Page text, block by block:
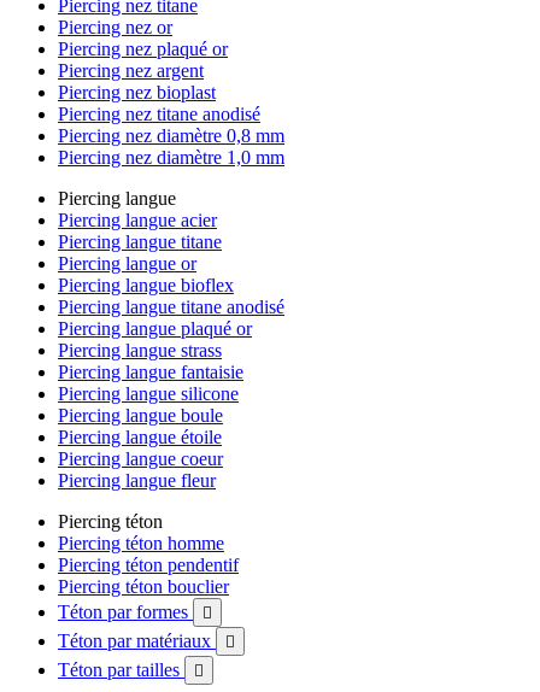
Piercing nez titane
Piercing nez or
Piercing nez plaqué or
Piercing nez argent
Piercing nez bioplast
Piercing nez titane anodisé
Piercing nez diamètre 0,8 mm
Piercing nez diamètre 1,0 mm
Piercing langue
Piercing langue acier
Piercing langue titane
Piercing langue or
Piercing langue bioflex
Piercing langue titane anodisé
Piercing langue plaqué or
Piercing langue strass
Piercing langue fantaisie
Piercing langue silicone
Piercing langue boule
Piercing langue étoile
Piercing langue coeur
Piercing langue fleur
Piercing téton
Piercing téton homme
Piercing téton pendentif
Piercing téton bouclier
Téton par formes

Téton par matériaux 
Téton par tailles 